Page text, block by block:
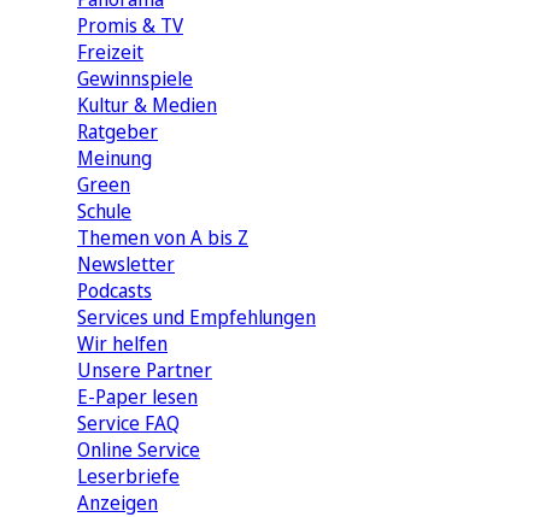
Promis & TV
Freizeit
Gewinnspiele
Kultur & Medien
Ratgeber
Meinung
Green
Schule
Themen von A bis Z
Newsletter
Podcasts
Services und Empfehlungen
Wir helfen
Unsere Partner
E-Paper lesen
Service FAQ
Online Service
Leserbriefe
Anzeigen